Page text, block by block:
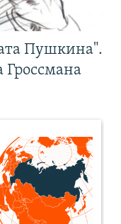
Пушкина".
Гроссмана